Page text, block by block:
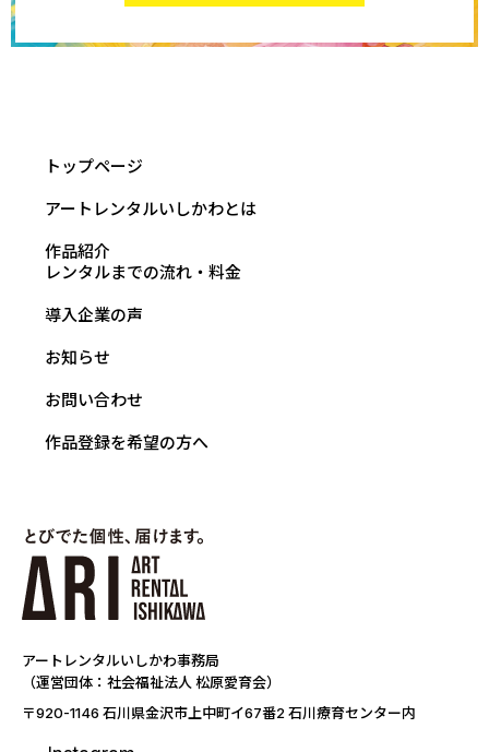
アートレンタルいしかわ事務局
（運営団体：社会福祉法人 松原愛育会）
〒920-1146 石川県金沢市上中町イ67番2 石川療育センター内
トップページ
アートレンタルいしかわとは
作品紹介
レンタルまでの流れ・料金
導入企業の声
お知らせ
お問い合わせ
作品登録を希望の方へ